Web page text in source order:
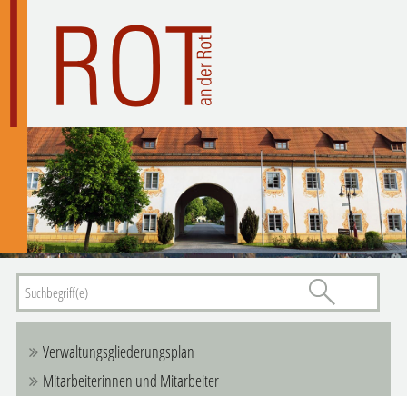
Verwaltungsgliederungsplan
Mitarbeiterinnen und Mitarbeiter